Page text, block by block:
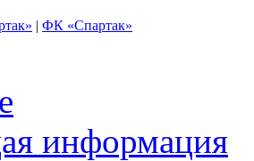
| ФК «Спартак»
информация